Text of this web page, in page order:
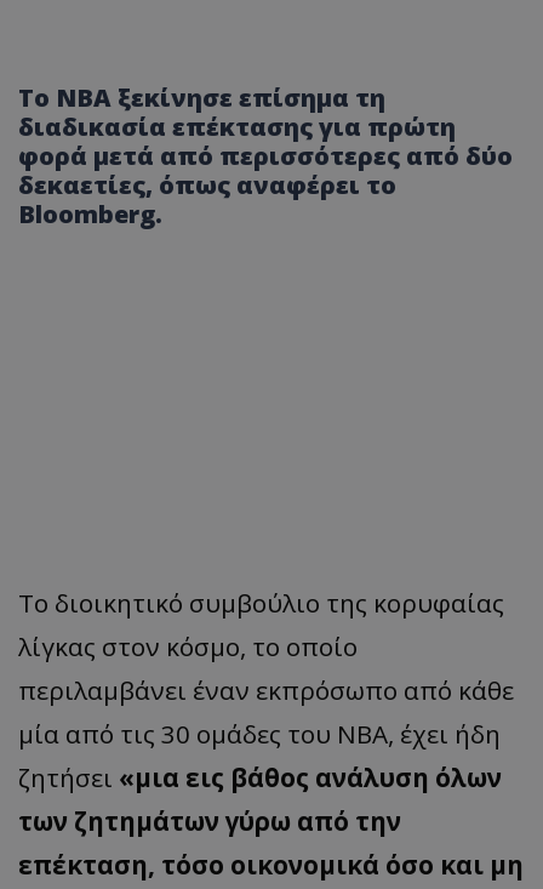
Το NBA ξεκίνησε επίσημα τη
διαδικασία επέκτασης για πρώτη
φορά μετά από περισσότερες από δύο
δεκαετίες, όπως αναφέρει το
Bloomberg.
Το διοικητικό συμβούλιο της κορυφαίας
λίγκας στον κόσμο, το οποίο
περιλαμβάνει έναν εκπρόσωπο από κάθε
μία από τις 30 ομάδες του NBA, έχει ήδη
ζητήσει «μια εις βάθος ανάλυση όλων
των ζητημάτων γύρω από την
επέκταση, τόσο οικονομικά όσο και μη